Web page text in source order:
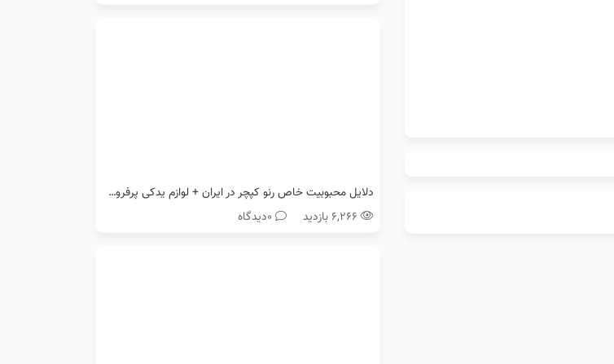
دلایل محبوبیت خاص رنو کپچر در ایران + لوازم یدکی پرفروش آن
۶,۲۶۶ بازدید
0دیدگاه